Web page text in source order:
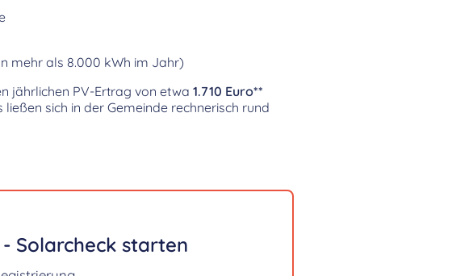
mehr als 8.000 kWh im Jahr)
jährlichen PV-Ertrag von etwa 1.710 Euro**
sich in der Gemeinde rechnerisch rund
Solarcheck starten